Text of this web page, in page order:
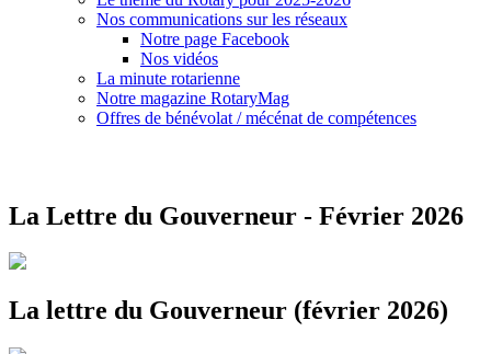
Nos communications sur les réseaux
Notre page Facebook
Nos vidéos
La minute rotarienne
Notre magazine RotaryMag
Offres de bénévolat / mécénat de compétences
La Lettre du Gouverneur - Février 2026
La lettre du Gouverneur (février 2026)